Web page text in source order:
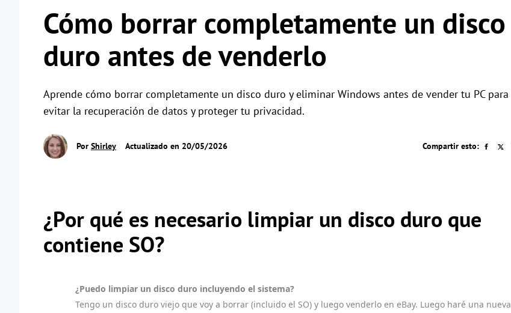
Cómo borrar completamente un disco
duro antes de venderlo
Aprende cómo borrar completamente un disco duro y eliminar Windows antes de vender tu PC para
evitar la recuperación de datos y proteger tu privacidad.
Por Shirley Actualizado en 20/05/2026 Compartir esto:
¿Por qué es necesario limpiar un disco duro que
contiene SO?
¿Puedo limpiar un disco duro incluyendo el sistema?
Tengo un disco duro viejo que voy a borrar (incluido el SO) y luego venderlo en eBay. Luego haré una nueva